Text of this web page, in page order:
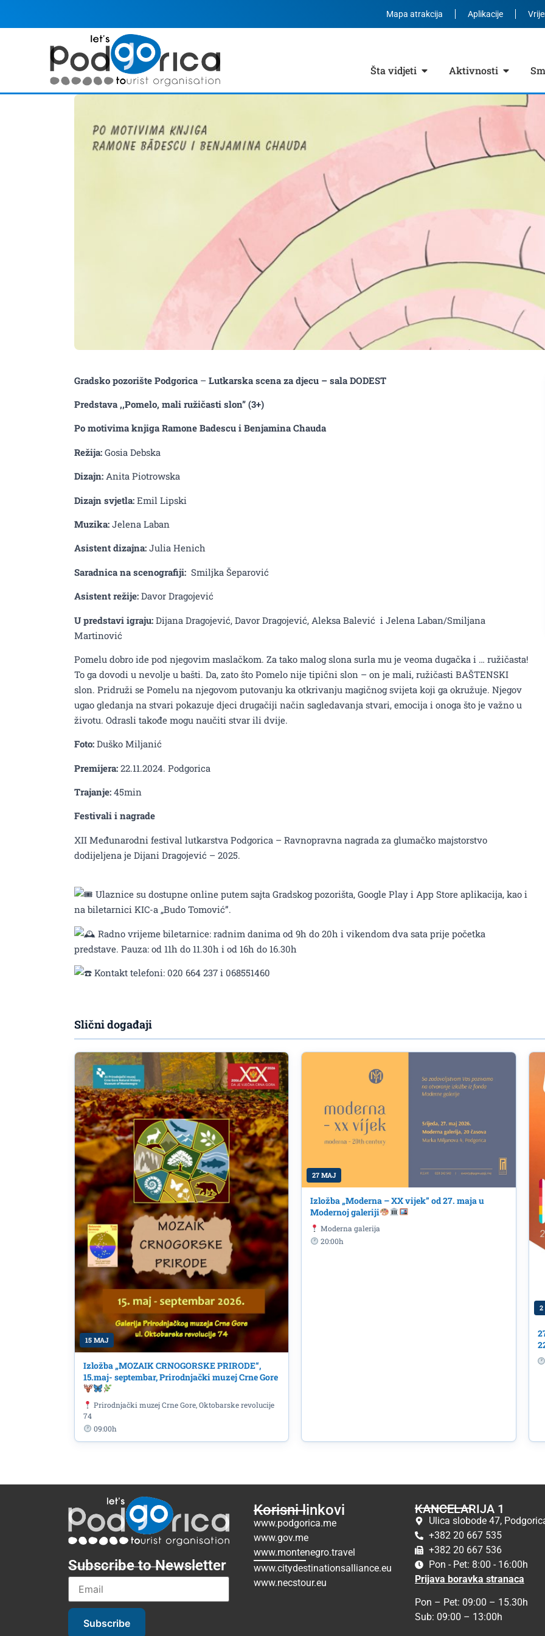
Mapa atrakcija Aplikacije
Šta vidjeti Aktivnosti
Predstava ,,Pomelo, mali ružičasti slon'' (3+) 26.aprila u KIC-u
,,Budo Tomović"
Gradsko pozorište Podgorica – Lutkarska scena za djecu – sala DODEST
Predstava ,,Pomelo, mali ružičasti slon” (3+)
Po motivima knjiga Ramone Badescu i Benjamina Chauda
Režija: Gosia Debska
Dizajn: Anita Piotrowska
Dizajn svjetla: Emil Lipski
Muzika: Jelena Laban
Asistent dizajna: Julia Henich
Saradnica na scenografiji: Smiljka Šeparović
Asistent režije: Davor Dragojević
U predstavi igraju: Dijana Dragojević, Davor Dragojević, Aleksa Balević i Jelena Laban/Smiljana
Martinović
Pomelu dobro ide pod njegovim maslačkom. Za tako malog slona surla mu je veoma dugačka i … ružičasta!
To ga dovodi u nevolje u bašti. Da, zato što Pomelo nije tipični slon – on je mali, ružičasti BAŠTENSKI
slon. Pridruži se Pomelu na njegovom putovanju ka otkrivanju magičnog svijeta koji ga okružuje. Njegov
ugao gledanja na stvari pokazuje djeci drugačiji način sagledavanja stvari, emocija i onoga što je važno u
životu. Odrasli takođe mogu naučiti stvar ili dvije.
Foto: Duško Miljanić
Premijera: 22.11.2024. Podgorica
Trajanje: 45min
Festivali i nagrade
XII Međunarodni festival lutkarstva Podgorica – Ravnopravna nagrada za glumačko majstorstvo
dodijeljena je Dijani Dragojević – 2025.
Ulaznice su dostupne online putem sajta Gradskog pozorišta, Google Play i App Store aplikacija, kao i
na biletarnici KIC-a „Budo Tomović”.
Radno vrijeme biletarnice: radnim danima od 9h do 20h i vikendom dva sata prije početka
predstave. Pauza: od 11h do 11.30h i od 16h do 16.30h
Kontakt telefoni: 020 664 237 i 068551460
Slični događaji
15 MAJ
Izložba „MOZAIK CRNOGORSKE PRIRODE“,
15.maj- septembar, Prirodnjački muzej Crne Gore
Prirodnjački muzej Crne Gore, Oktobarske revolucije
74
09:00h
27 MAJ
Izložba „Moderna – XX vijek” od 27. maja u
Modernoj galeriji
Moderna galerija
20:00h
2
Subscribe to Newsletter
Subscribe
Korisni linkovi
www.podgorica.me
www.gov.me
www.montenegro.travel
www.citydestinationsalliance.eu
www.necstour.eu
KANCELARIJA 1
Ulica slobode 47,
+382 20 667 535
+382 20 667 536
Pon - Pet: 8:00 - 16:00h
Prijava boravka stranaca
Pon – Pet: 09:00 – 15.30h
Sub: 09:00 – 13:00h